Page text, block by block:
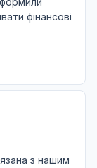
фінансові
з нашим